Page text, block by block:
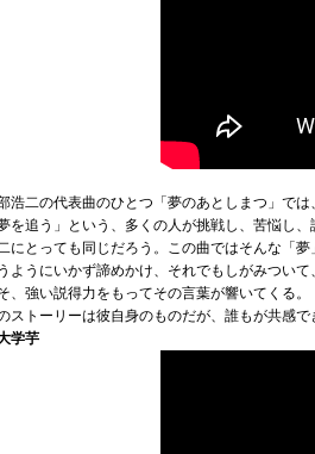
浩二の代表曲のひとつ「夢のあとしまつ」で
夢を追う」という、多くの人が挑戦し、苦悩し
にとっても同じだろう。この曲ではそんな「
ようにいかず諦めかけ、それでもしがみつい
、強い説得力をもってその言葉が響いてくる。
ストーリーは彼自身のものだが、誰もが共感で
学芋